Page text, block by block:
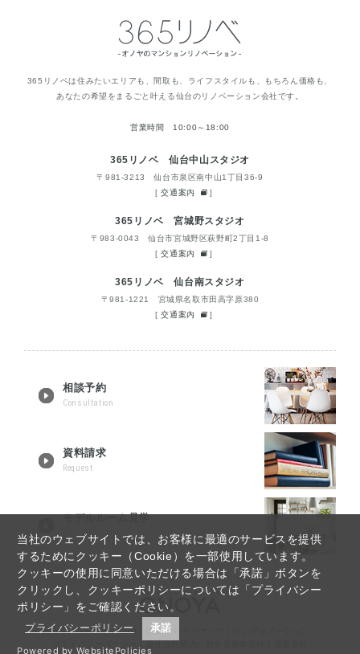
当社のウェブサイトでは、お客様に最適のサービスを提供
するためにクッキー（Cookie）を一部使用しています。
クッキーの使用に同意いただける場合は「承諾」ボタンを
クリックし、クッキーポリシーについては「プライバシー
ポリシー」をご確認ください。
プライバシーポリシー
承諾
Powered by WebsitePolicies
365リノベは住みたいエリアも、間取も、ライフスタイルも、もちろん価格も、
あなたの希望をまるごと叶える仙台のリノベーション会社です。
営業時間 10:00～18:00
365リノベ 仙台中山スタジオ
〒981-3213 仙台市泉区南中山1丁目36-9
[交通案内 ]
365リノベ 宮城野スタジオ
〒983-0043 仙台市宮城野区萩野町2丁目1-8
[交通案内 ]
365リノベ 仙台南スタジオ
〒981-1221 宮城県名取市田高字原380
[交通案内 ]
相談予約
Consultation
資料請求
Request
モデルルーム見学
Tour reservation
仙台リノベーションTOP Q&A｜